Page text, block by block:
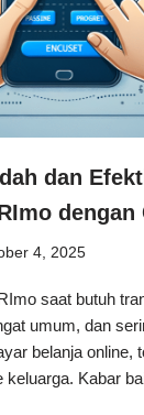
dan
dengan
4, 2025
saat butuh
umum, dan
belanja online,
keluarga. Kabar